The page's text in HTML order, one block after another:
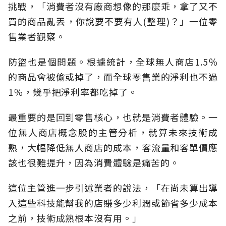
挑戰，「消費者沒有廠商想像的那麼乖，拿了又不
買的商品亂丟，你說要不要有人(整理)？」一位零
售業者觀察。
防盜也是個問題。根據統計，全球無人商店1.5％
的商品會被偷或掉了，而全球零售業的淨利也不過
1％，幾乎把淨利率都吃掉了。
最重要的是回到零售核心，也就是消費者體驗。一
位無人商店概念股的主管分析，就算未來技術成
熟，大幅降低無人商店的成本，客流量和客單價應
該也很難提升，因為消費體驗是痛苦的。
這位主管進一步引述業者的說法，「在尚未算出導
入這些科技能幫我的店賺多少利潤或節省多少成本
之前，技術成熟根本沒有用。」